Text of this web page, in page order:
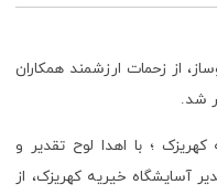
داروساز، از زحمات ارزشمند همکاران
شد.
؛ با اهدا لوح تقدیر و
آسایشگاه خیریه کهریزک، از